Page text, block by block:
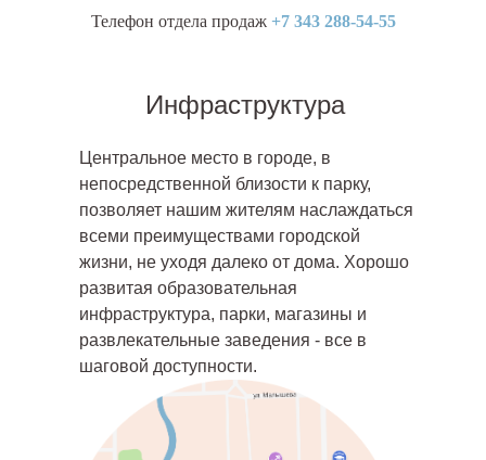
Телефон отдела продаж +7 343 288-54-55
Инфраструктура
Центральное место в городе, в
непосредственной близости к парку,
позволяет нашим жителям наслаждаться
всеми преимуществами городской
жизни, не уходя далеко от дома. Хорошо
развитая образовательная
инфраструктура, парки, магазины и
развлекательные заведения - все в
шаговой доступности.